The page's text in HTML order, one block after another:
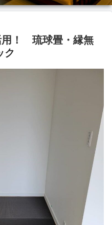
用！ 琉球畳・縁無
ク